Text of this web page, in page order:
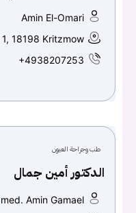
Amin El-Omari
18198 Kritzmow
+4938207253
طب وجراحة العيون
الدكتور أمين جمال
Amin Gamael